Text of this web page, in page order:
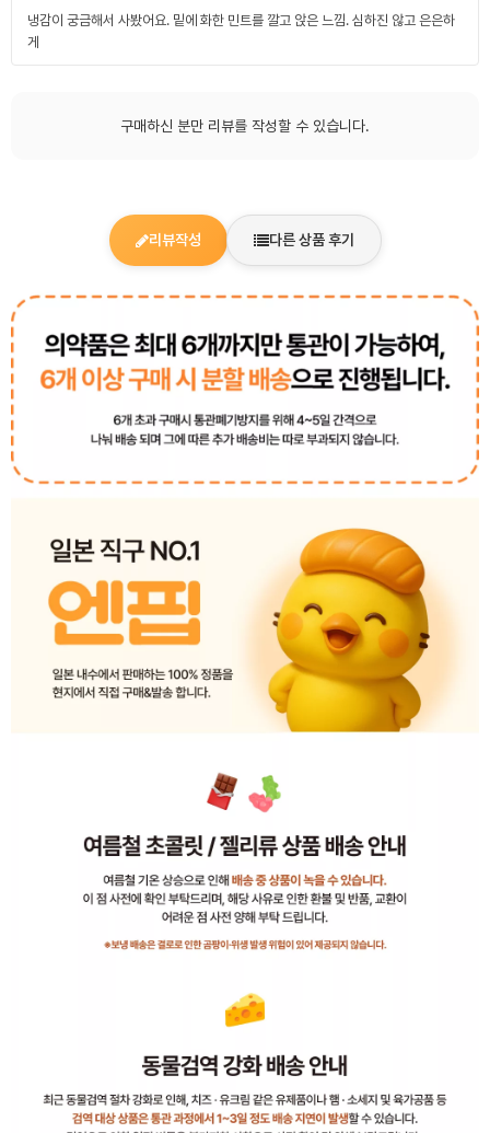
냉감이 궁금해서 사봤어요. 밑에 화한 민트를 깔고 앉은 느낌. 심하진 않고 은은하
게
구매하신 분만 리뷰를 작성할 수 있습니다.
리뷰작성 다른 상품 후기